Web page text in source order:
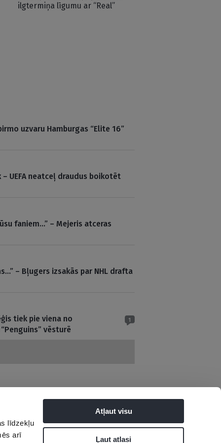
līdzekļu
arī
Atļaut visu
Ļaut atlasi
ilgtermiņa līgumu ar “Real”
uzvaru Hamburgas “Elite 16”
UEFA neatceļ draudus boikotēt
faniem…” – Mejeris atceras
– Bļugers izsakās par NHL drafta
tiek pie viena no
vēsturē
1
politika